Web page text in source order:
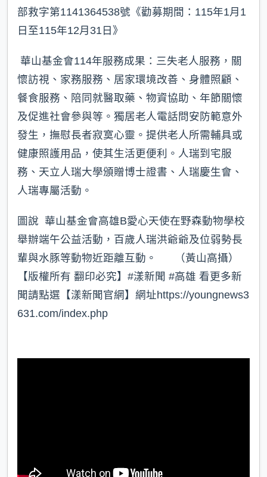
部救字第1141364538號《勸募期間：115年1月1
日至115年12月31日》
華山基金會114年服務成果：三失老人服務，關
懷訪視、家務服務、居家環境改善、身體照顧、
餐食服務、陪同就醫取藥、物資協助、年節關懷
及促進社會參與等。獨居老人電話問安防範意外
發生，撫慰長者寂寞心靈。提供老人所需輔具或
健康照護用品，使其生活更便利。人瑞到宅服
務、天立人瑞大學頒贈博士證書、人瑞慶生會、
人瑞專屬活動。
圖說 華山基金會高雄B愛心天使在野森動物學校
舉辦端午公益活動，百歲人瑞洪爺爺及位弱勢長
輩與水豚等動物近距離互動。 （黃山高攝）
【版權所有 翻印必究】#漾新聞 #高雄 看更多新
聞請點選【漾新聞官網】網址https://youngnews3
631.com/index.php